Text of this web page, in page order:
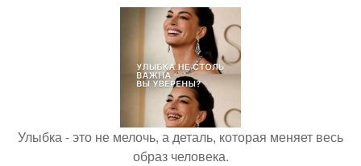
Улыбка - это не мелочь, а деталь, которая меняет весь
образ человека.